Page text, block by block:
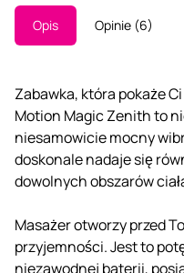
Opis Opinie 6
Zabawka, która pokaże
Motion Magic Zenith to
niesamowicie mocny
doskonale nadaje się
dowolnych obszarów
Masażer otworzy przed
przyjemności. Jest to
niezawodnej baterii,